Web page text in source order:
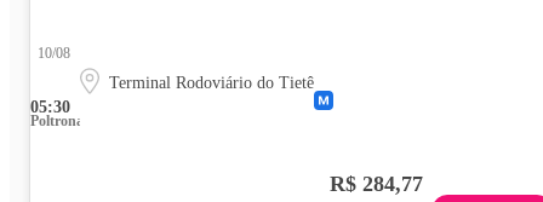
05:30
10/08
Terminal Rodoviário do Tietê
Poltrona
R$ 284,77